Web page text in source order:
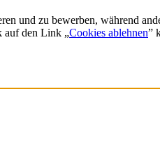
und zu bewerben, während
den Link „Cookies ablehnen”